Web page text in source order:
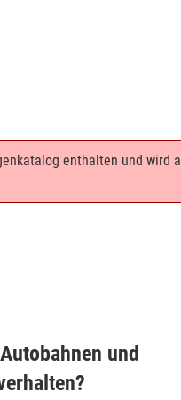
enthalten und wird
und